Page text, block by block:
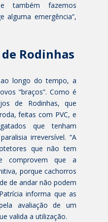
também fazemos
alguma emergência”,
Rodinhas
longo do tempo, a
“braços”. Como é
de Rodinhas, que
feitas com PVC, e
que tenham
irreversível. “A
que não tem
comprovem que a
porque cachorros
de andar não podem
informa que as
avaliação de um
valida a utilização.